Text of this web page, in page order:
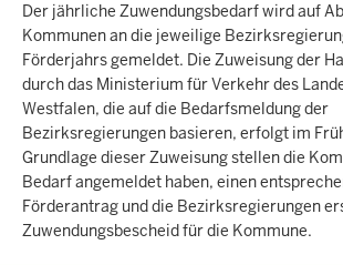
Der jährliche Zuwendungsbedarf wird auf
Kommunen an die jeweilige
Förderjahrs gemeldet. Die Zuweisung der
durch das Ministerium für Verkehr des
Westfalen, die auf die Bedarfsmeldung der
Bezirksregierungen basieren, erfolgt im
Grundlage dieser Zuweisung stellen die
Bedarf angemeldet haben, einen
Förderantrag und die Bezirksregierungen
Zuwendungsbescheid für die Kommune.